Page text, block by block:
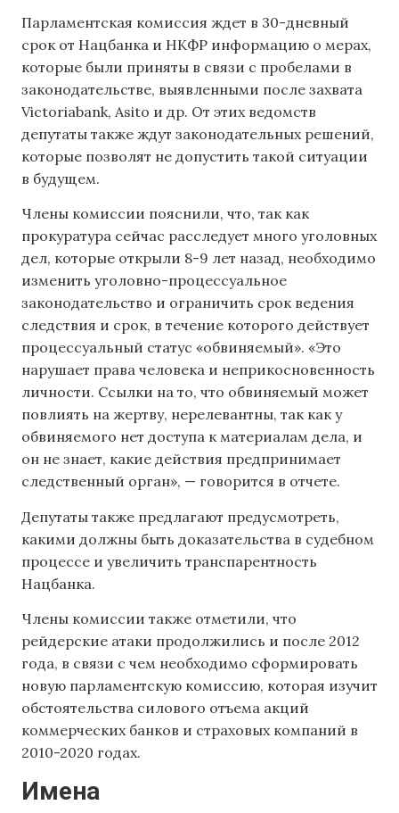
Парламентская комиссия ждет в 30-дневный
срок от Нацбанка и НКФР информацию о мерах,
которые были приняты в связи с пробелами в
законодательстве, выявленными после захвата
Victoriabank, Asito и др. От этих ведомств
депутаты также ждут законодательных решений,
которые позволят не допустить такой ситуации
в будущем.
Члены комиссии пояснили, что, так как
прокуратура сейчас расследует много уголовных
дел, которые открыли 8-9 лет назад, необходимо
изменить уголовно-процессуальное
законодательство и ограничить срок ведения
следствия и срок, в течение которого действует
процессуальный статус «обвиняемый». «Это
нарушает права человека и неприкосновенность
личности. Ссылки на то, что обвиняемый может
повлиять на жертву, нерелевантны, так как у
обвиняемого нет доступа к материалам дела, и
он не знает, какие действия предпринимает
следственный орган», — говорится в отчете.
Депутаты также предлагают предусмотреть,
какими должны быть доказательства в судебном
процессе и увеличить транспарентность
Нацбанка.
Члены комиссии также отметили, что
рейдерские атаки продолжились и после 2012
года, в связи с чем необходимо сформировать
новую парламентскую комиссию, которая изучит
обстоятельства силового отъема акций
коммерческих банков и страховых компаний в
2010-2020 годах.
Имена